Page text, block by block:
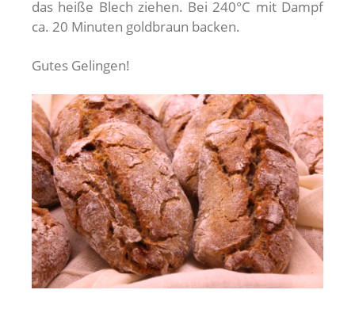
das heiße Blech ziehen. Bei 240°C mit Dampf
ca. 20 Minuten goldbraun backen.
Gutes Gelingen!